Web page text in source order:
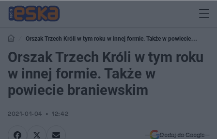
Orszak Trzech Króli w tym roku w innej formie. Także w powiecie
braniewskim
Orszak Trzech Króli w tym roku
w innej formie. Także w
powiecie braniewskim
2021-01-04 12:42
Dodaj do Google